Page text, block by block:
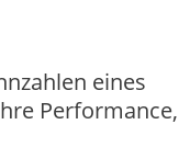
eines
Performance,